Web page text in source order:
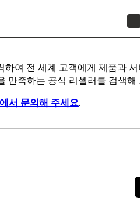
여 전 세계 고객에게 제품과
만족하는 공식 리셀러를 검색해
서 문의해 주세요.